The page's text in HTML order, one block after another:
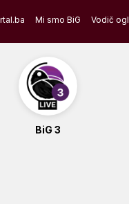
Mi smo BiG Vodič
BiG 3